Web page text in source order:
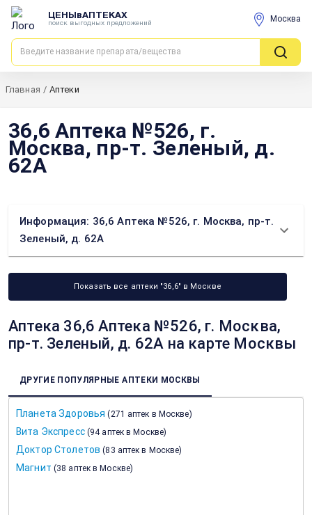
ЦЕНЫвАПТЕКАХ
поиск выгодных предложений Москва
Главная / Аптеки
36,6 Аптека №526, г.
Москва, пр-т. Зеленый, д.
62А
Информация: 36,6 Аптека №526, г. Москва, пр-т.
Зеленый, д. 62А
Показать все аптеки "36,6" в Москве
Аптека 36,6 Аптека №526, г. Москва,
пр-т. Зеленый, д. 62А на карте Москвы
ДРУГИЕ ПОПУЛЯРНЫЕ АПТЕКИ МОСКВЫ
Планета Здоровья (271 аптек в Москве)
Вита Экспресс (94 аптек в Москве)
Доктор Столетов (83 аптек в Москве)
Магнит (38 аптек в Москве)